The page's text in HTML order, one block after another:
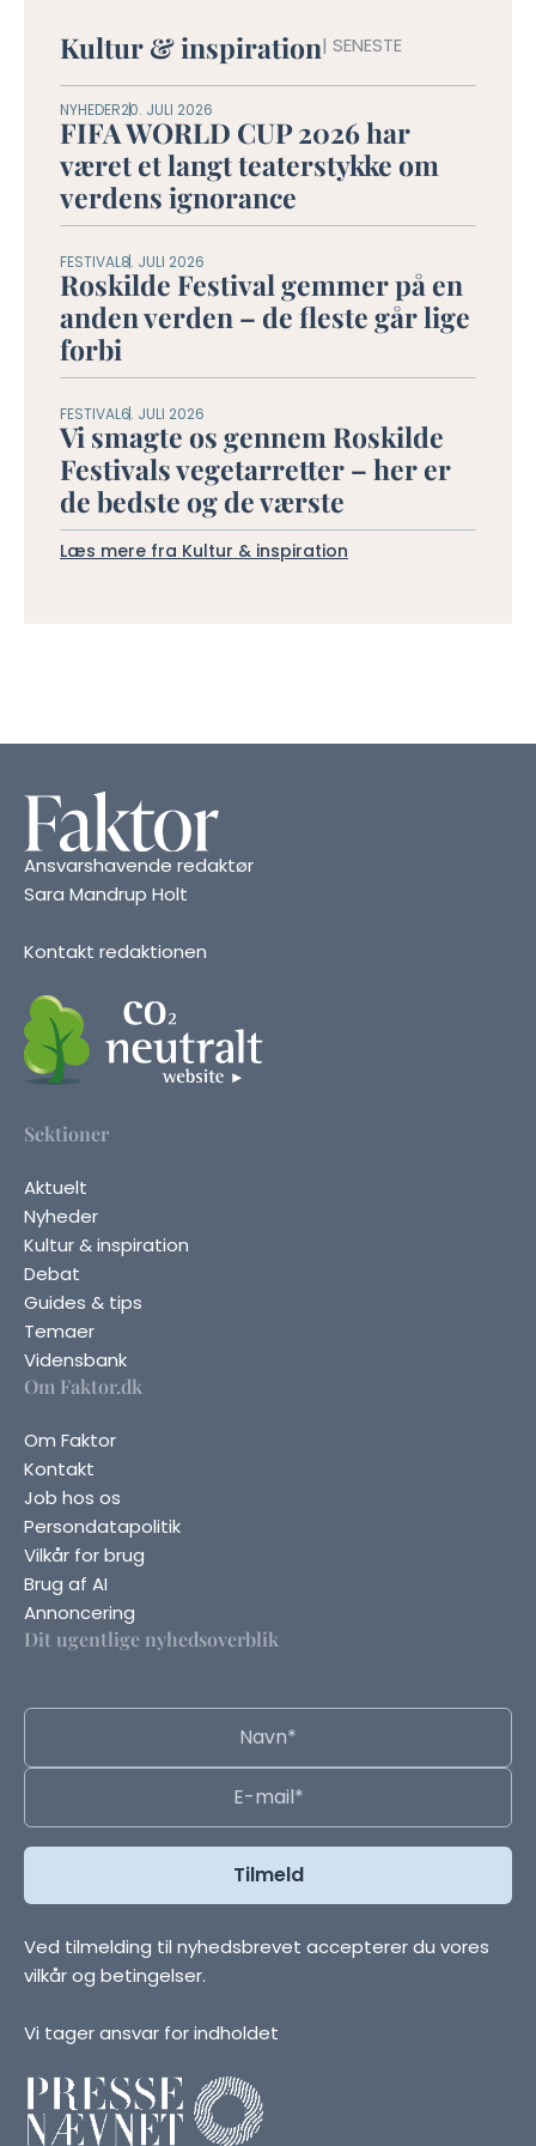
Kultur & inspiration| SENESTE
NYHEDER20. JULI 2026
FIFA WORLD CUP 2026 har
været et langt teaterstykke om
verdens ignorance
FESTIVAL8. JULI 2026
Roskilde Festival gemmer på en
anden verden – de fleste går lige
forbi
FESTIVAL6. JULI 2026
Vi smagte os gennem Roskilde
Festivals vegetarretter – her er
de bedste og de værste
Læs mere fra Kultur & inspiration
Ansvarshavende redaktør
Sara Mandrup Holt
Kontakt redaktionen
Sektioner
Aktuelt
Nyheder
Kultur & inspiration
Debat
Guides & tips
Temaer
Vidensbank
Om Faktor.dk
Om Faktor
Kontakt
Job hos os
Persondatapolitik
Vilkår for brug
Brug af AI
Annoncering
Dit ugentlige nyhedsoverblik
Ved tilmelding til nyhedsbrevet accepterer du vores
vilkår og betingelser.
Vi tager ansvar for indholdet